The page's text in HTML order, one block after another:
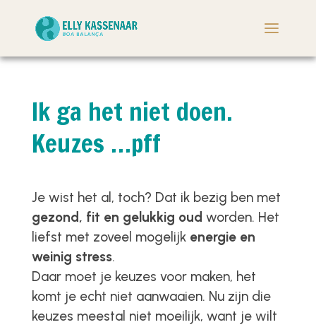
Ik ga het niet doen.
Keuzes …pff
Je wist het al, toch? Dat ik bezig ben met
gezond, fit en gelukkig oud worden. Het
liefst met zoveel mogelijk energie en
weinig stress.
Daar moet je keuzes voor maken, het
komt je echt niet aanwaaien. Nu zijn die
keuzes meestal niet moeilijk, want je wilt